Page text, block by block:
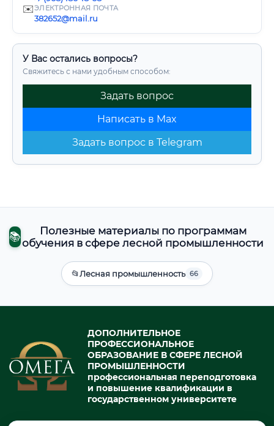
✉️ЭЛЕКТРОННАЯ ПОЧТА
382652@mail.ru
У Вас остались вопросы?
Свяжитесь с нами удобным способом:
Задать вопрос
Написать в Max
Задать вопрос в Telegram
📚
Полезные материалы по программам
обучения в сфере лесной промышленности
📂Лесная промышленность 66
ДОПОЛНИТЕЛЬНОЕ
ПРОФЕССИОНАЛЬНОЕ
ОБРАЗОВАНИЕ В СФЕРЕ ЛЕСНОЙ
ПРОМЫШЛЕННОСТИ
профессиональная переподготовка
и повышение квалификации в
государственном университете